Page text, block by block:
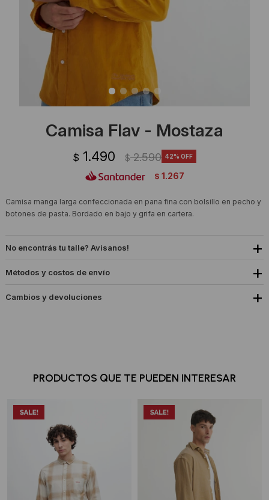
Camisa Flav - Mostaza
$ 1.490 $ 2.590 42
$ 1.267
Camisa manga larga confeccionada en pana fina con bolsillo en pecho y
botones de pasta. Bordado en bajo y grifa en cartera.
No encontrás tu talle? Avisanos!
Métodos y costos de envío
Cambios y devoluciones
PRODUCTOS QUE TE PUEDEN INTERESAR
Ropa Interior
Canguros
Camperas
Sherpas
Camisas y blusas
Vestidos
Sherpas